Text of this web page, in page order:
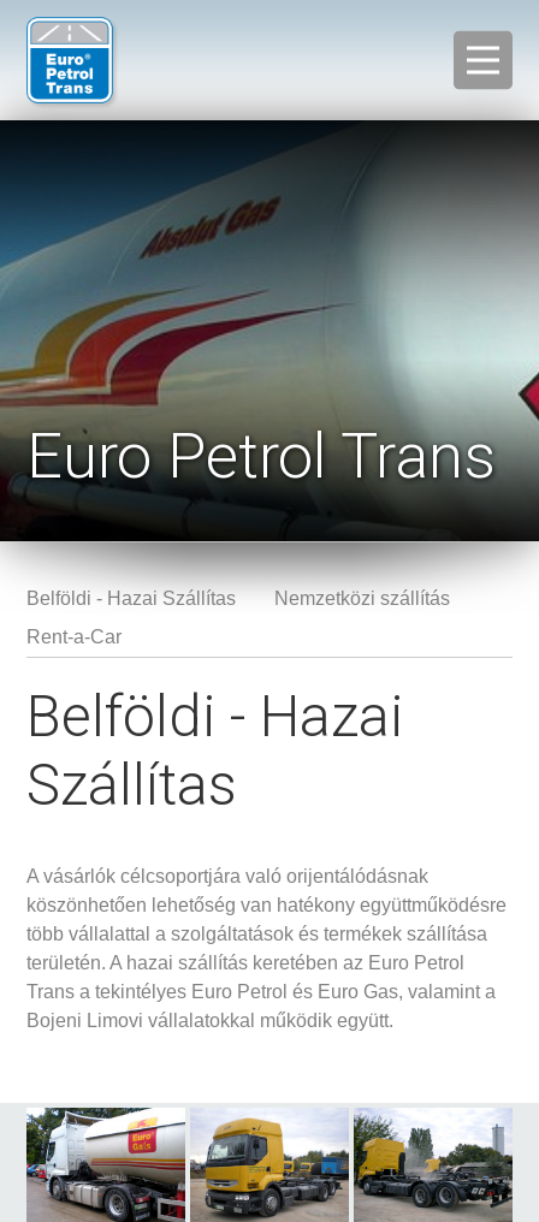
Euro Petrol Trans
Belföldi - Hazai Szállítas
Nemzetközi szállítás
Rent-a-Car
Belföldi - Hazai
Szállítas
A vásárlók célcsoportjára való orijentálódásnak
köszönhetően lehetőség van hatékony együttműködésre
több vállalattal a szolgáltatások és termékek szállítása
területén. A hazai szállítás keretében az Euro Petrol
Trans a tekintélyes Euro Petrol és Euro Gas, valamint a
Bojeni Limovi vállalatokkal működik együtt.